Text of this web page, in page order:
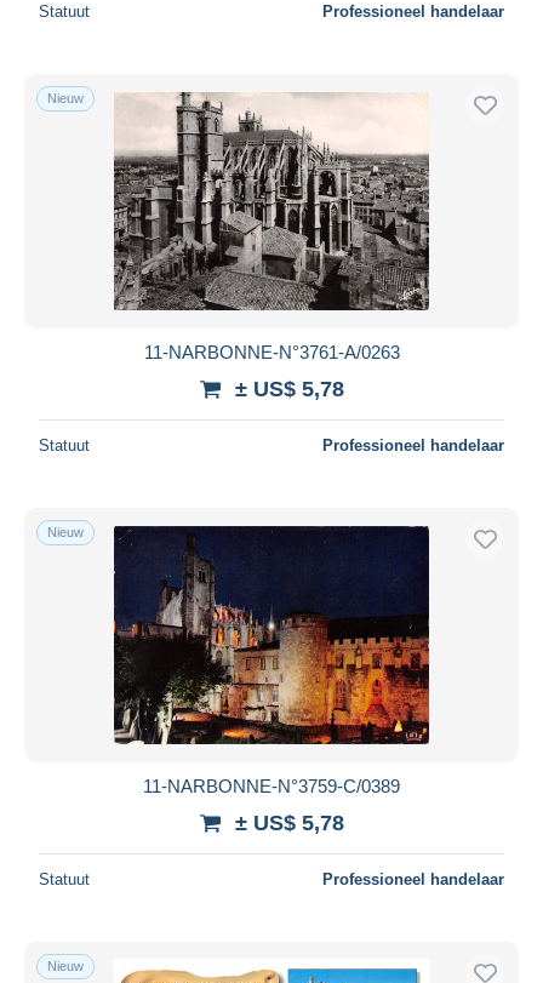
Statuut Professioneel handelaar
Nieuw
11-NARBONNE-N°3761-A/0263
± US$ 5,78
Statuut Professioneel handelaar
Nieuw
11-NARBONNE-N°3759-C/0389
± US$ 5,78
Statuut Professioneel handelaar
Nieuw